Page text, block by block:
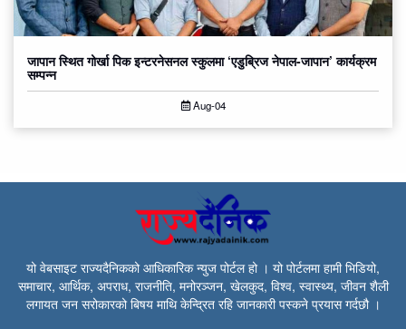
जापान स्थित गोर्खा पिक इन्टरनेसनल स्कुलमा ‘एडुब्रिज नेपाल-जापान’ कार्यक्रम
सम्पन्न
Aug-04
यो वेबसाइट राज्यदैनिकको आधिकारिक न्युज पोर्टल हो । यो पोर्टलमा हामी भिडियो,
समाचार, आर्थिक, अपराध, राजनीति, मनोरञ्जन, खेलकुद, विश्व, स्वास्थ्य, जीवन शैली
लगायत जन सरोकारको बिषय माथि केन्द्रित रहि जानकारी पस्कने प्रयास गर्दछौ ।